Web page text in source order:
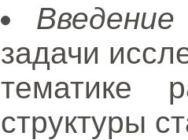
Введение
задачи
тематике
структуры